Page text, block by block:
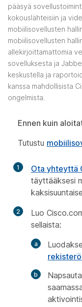
pääsyä
kokouslähteisiin ja
mobiilisovellusten
mobiilisovellusten
allekirjoittamattomia
sovelluksesta ja
keskustella ja
kanssa mahdollisista
ongelmista.
Ennen kuin
Tutustu
1
Ota yhteyttä
täyttääksesi
2 Luo
sellaista: